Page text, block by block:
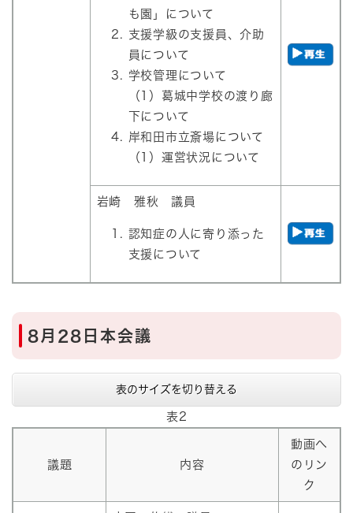
も園」について
支援学級の支援員、介助
員について
学校管理について
（1）葛城中学校の渡り廊
下について
岸和田市立斎場について
（1）運営状況について
岩崎 雅秋 議員​​
認知症の人に寄り添った
支援について
8月28日本会議
表のサイズを切り替える
表2
議題 内容
動画へ
のリン
ク